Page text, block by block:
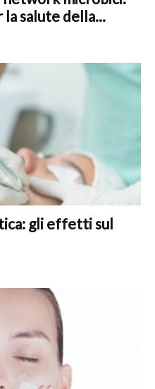
salute della...
gli effetti sul